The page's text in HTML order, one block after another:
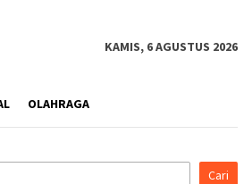
KAMIS, 6 AGUSTUS 2026
OLAHRAGA
Cari